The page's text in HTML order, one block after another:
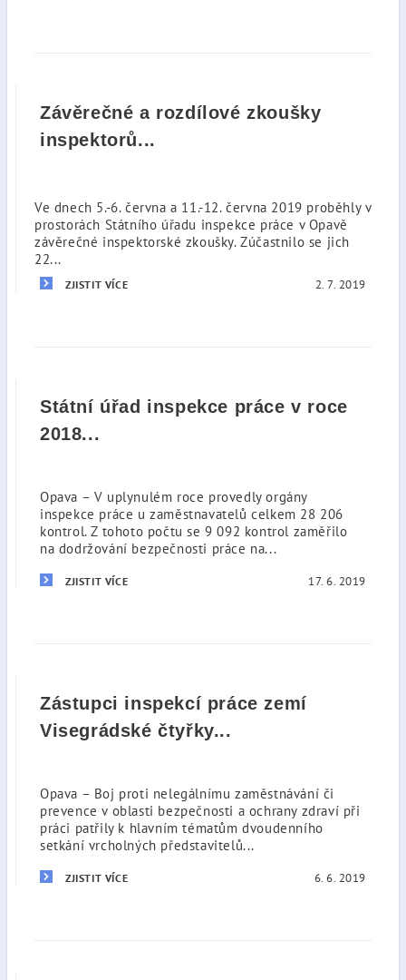
Závěrečné a rozdílové zkoušky
inspektorů...
Ve dnech 5.-6. června a 11.-12. června 2019 proběhly v
prostorách Státního úřadu inspekce práce v Opavě
závěrečné inspektorské zkoušky. Zúčastnilo se jich
22...
ZJISTIT VÍCE 2. 7. 2019
Státní úřad inspekce práce v roce
2018...
Opava – V uplynulém roce provedly orgány
inspekce práce u zaměstnavatelů celkem 28 206
kontrol. Z tohoto počtu se 9 092 kontrol zaměřilo
na dodržování bezpečnosti práce na...
ZJISTIT VÍCE 17. 6. 2019
Zástupci inspekcí práce zemí
Visegrádské čtyřky...
Opava – Boj proti nelegálnímu zaměstnávání či
prevence v oblasti bezpečnosti a ochrany zdraví při
práci patřily k hlavním tématům dvoudenního
setkání vrcholných představitelů...
ZJISTIT VÍCE 6. 6. 2019